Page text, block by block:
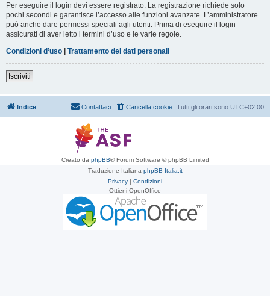
Per eseguire il login devi essere registrato. La registrazione richiede solo
pochi secondi e garantisce l’accesso alle funzioni avanzate. L’amministratore
può anche dare permessi speciali agli utenti. Prima di eseguire il login
assicurati di aver letto i termini d’uso e le varie regole.
Condizioni d’uso | Trattamento dei dati personali
Iscriviti
Indice Tutti gli orari sono UTC+02:00
Cancella cookie
Contattaci
Creato da phpBB® Forum Software © phpBB Limited
Traduzione Italiana phpBB-Italia.it
Privacy | Condizioni
Ottieni OpenOffice